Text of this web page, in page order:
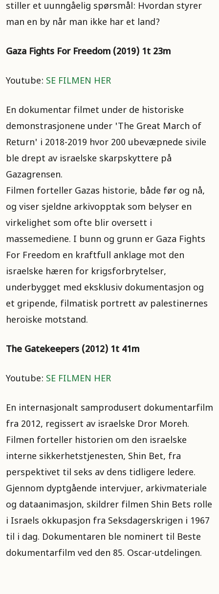
stiller et uunngåelig spørsmål: Hvordan styrer
man en by når man ikke har et land?
Gaza Fights For Freedom (2019) 1t 23m
Youtube: SE FILMEN HER
En dokumentar filmet under de historiske
demonstrasjonene under 'The Great March of
Return' i 2018-2019 hvor 200 ubevæpnede sivile
ble drept av israelske skarpskyttere på
Gazagrensen.
Filmen forteller Gazas historie, både før og nå,
og viser sjeldne arkivopptak som belyser en
virkelighet som ofte blir oversett i
massemediene. I bunn og grunn er Gaza Fights
For Freedom en kraftfull anklage mot den
israelske hæren for krigsforbrytelser,
underbygget med eksklusiv dokumentasjon og
et gripende, filmatisk portrett av palestinernes
heroiske motstand.
The Gatekeepers (2012) 1t 41m
Youtube: SE FILMEN HER
En internasjonalt samprodusert dokumentarfilm
fra 2012, regissert av israelske Dror Moreh.
Filmen forteller historien om den israelske
interne sikkerhetstjenesten, Shin Bet, fra
perspektivet til seks av dens tidligere ledere.
Gjennom dyptgående intervjuer, arkivmateriale
og dataanimasjon, skildrer filmen Shin Bets rolle
i Israels okkupasjon fra Seksdagerskrigen i 1967
til i dag. Dokumentaren ble nominert til Beste
dokumentarfilm ved den 85. Oscar-utdelingen.